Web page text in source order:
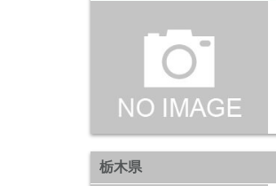
栃木県